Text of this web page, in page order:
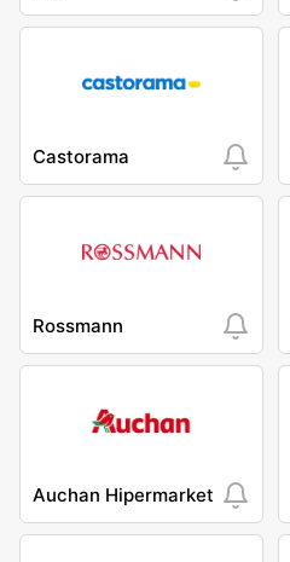
Castorama
Rossmann
Auchan Hipermarket